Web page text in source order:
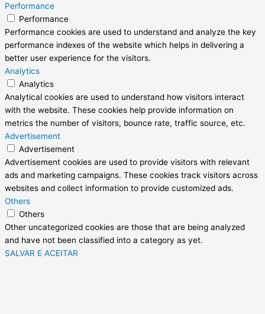
Performance
Performance
Performance cookies are used to understand and analyze the key
performance indexes of the website which helps in delivering a
better user experience for the visitors.
Analytics
Analytics
Analytical cookies are used to understand how visitors interact
with the website. These cookies help provide information on
metrics the number of visitors, bounce rate, traffic source, etc.
Advertisement
Advertisement
Advertisement cookies are used to provide visitors with relevant
ads and marketing campaigns. These cookies track visitors across
websites and collect information to provide customized ads.
Others
Others
Other uncategorized cookies are those that are being analyzed
and have not been classified into a category as yet.
SALVAR E ACEITAR